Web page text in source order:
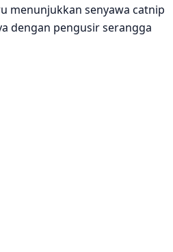
menunjukkan senyawa catnip
dengan pengusir serangga